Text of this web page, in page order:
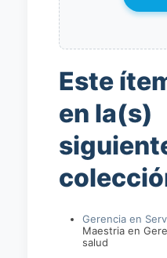
Este
en la(s)
Gerencia en
Maestria en
salud